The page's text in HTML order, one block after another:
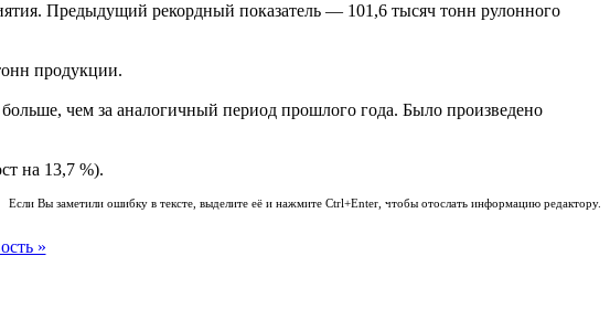
Предыдущий рекордный показатель — 101,6 тысяч тонн рулонного
продукции.
чем за аналогичный период прошлого года. Было произведено
на 13,7 %).
Если Вы заметили ошибку в тексте, выделите её и нажмите Ctrl+Enter, чтобы отослать информацию редактору.
»